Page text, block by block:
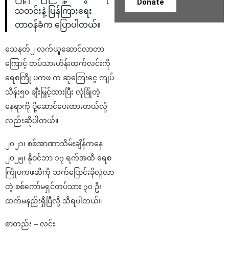
သတင်းနဲ့ ပြန်ကြားရေး
တာဝန်ခံက ပြောပါတယ်။
သေနတ်၂ လက်ယူဆောင်လာတာ
ကြောင့် တပ်သားဟိန်းထက်လင်းကို
ရေစကြို ပကဖ က ဆုကြေးငွေ ကျပ်
သိန်း၅၀ ချီးမြှင့်ထားပြီး လုံခြုံတဲ့
နေရာကို ပို့ဆောင်ပေးထားတယ်လို့
လည်းဆိုပါတယ်။
၂၀၂၁၊ စစ်အာဏာသိမ်းချိန်ကနေ
၂၀၂၅၊ နိုဝင်ဘာ ၁၇ ရက်အထိ ရေစ
ကြိုပကဖဆီကို ဘက်ပြောင်းခိုလှုံလာ
တဲ့ စစ်ကော်မရှင်တပ်သား ၃၀ ဦး
ထက်မနည်းရှိပြီလို့ သိရပါတယ်။
စာတည်း – လင်း